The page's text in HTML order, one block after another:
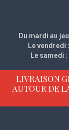
Du mardi au
Le vendredi :
Le samedi :
LIVRAISON
AUTOUR DE